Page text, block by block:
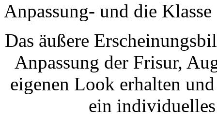
Anpassung- und die
Das äußere
Anpassung der Frisur,
eigenen Look erhalten
ein